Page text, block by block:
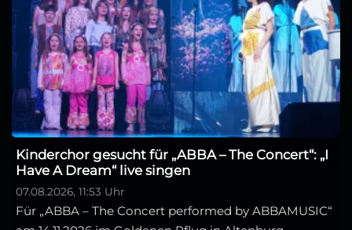
Kinderchor gesucht für „ABBA – The Concert“: „I
Have A Dream“ live singen
07.08.2026, 11:53 Uhr
Für „ABBA – The Concert performed by ABBAMUSIC“